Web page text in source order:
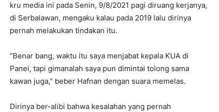
kru media ini pada Senin, 9/8/2021 pagi diruang kerjanya,
di Serbalawan, mengaku kalau pada 2019 lalu dirinya
pernah melakukan tindakan itu.
“Benar bang, waktu itu saya menjabat kepala KUA di
Panei, tapi gimanalah saya pun dimintai tolong sama
kawan juga,” beber Hafnan dengan suara memelas.
Dirinya ber-alibi bahwa kesalahan yang pernah